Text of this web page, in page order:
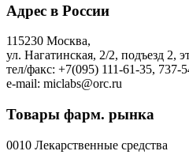
Адрес в России
115230 Москва,
ул. Нагатинская, 2/2, подъезд 2,
тел/факс: +7(095) 111-61-35, 737-
e-mail: miclabs@orc.ru
Товары фарм. рынка
0010 Лекарственные средства